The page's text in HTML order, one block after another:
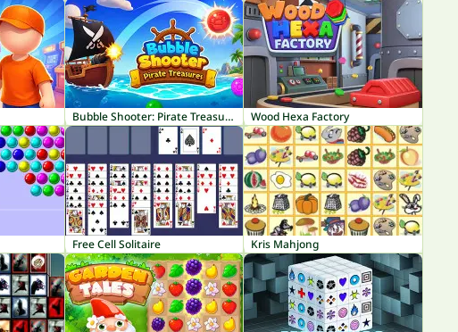
Bubble Shooter: Pirate Treasures Wood Hexa Factory
Free Cell Solitaire Kris Mahjong